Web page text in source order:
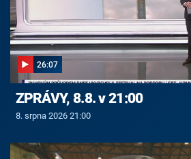
26:07
ZPRÁVY, 8.8. v 21:00
8. srpna 2026 21:00